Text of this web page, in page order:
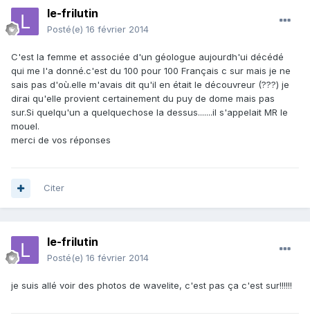
le-frilutin
Posté(e) 16 février 2014
C'est la femme et associée d'un géologue aujourdh'ui décédé
qui me l'a donné.c'est du 100 pour 100 Français c sur mais je ne
sais pas d'où.elle m'avais dit qu'il en était le découvreur (???) je
dirai qu'elle provient certainement du puy de dome mais pas
sur.Si quelqu'un a quelquechose la dessus.......il s'appelait MR le
mouel.
merci de vos réponses
Citer
le-frilutin
Posté(e) 16 février 2014
je suis allé voir des photos de wavelite, c'est pas ça c'est sur!!!!!!